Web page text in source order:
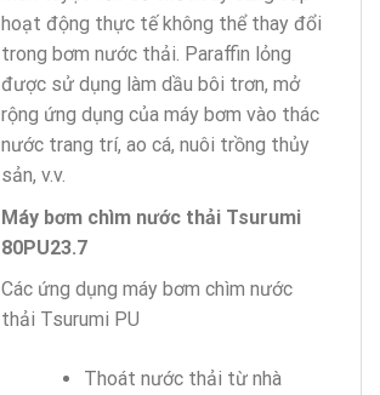
hoạt động thực tế không thể thay đổi
trong bơm nước thải. Paraffin lỏng
được sử dụng làm dầu bôi trơn, mở
rộng ứng dụng của máy bơm vào thác
nước trang trí, ao cá, nuôi trồng thủy
sản, v.v.
Máy bơm chìm nước thải Tsurumi
80PU23.7
Các ứng dụng máy bơm chìm nước
thải Tsurumi PU
Thoát nước thải từ nhà